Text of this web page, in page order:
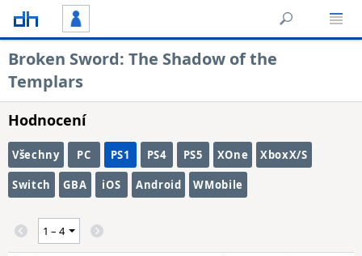
Broken Sword: The Shadow of the
Templars
Hodnocení
Všechny PC PS1 PS4 PS5 XOne XboxX/S
Switch GBA iOS Android WMobile